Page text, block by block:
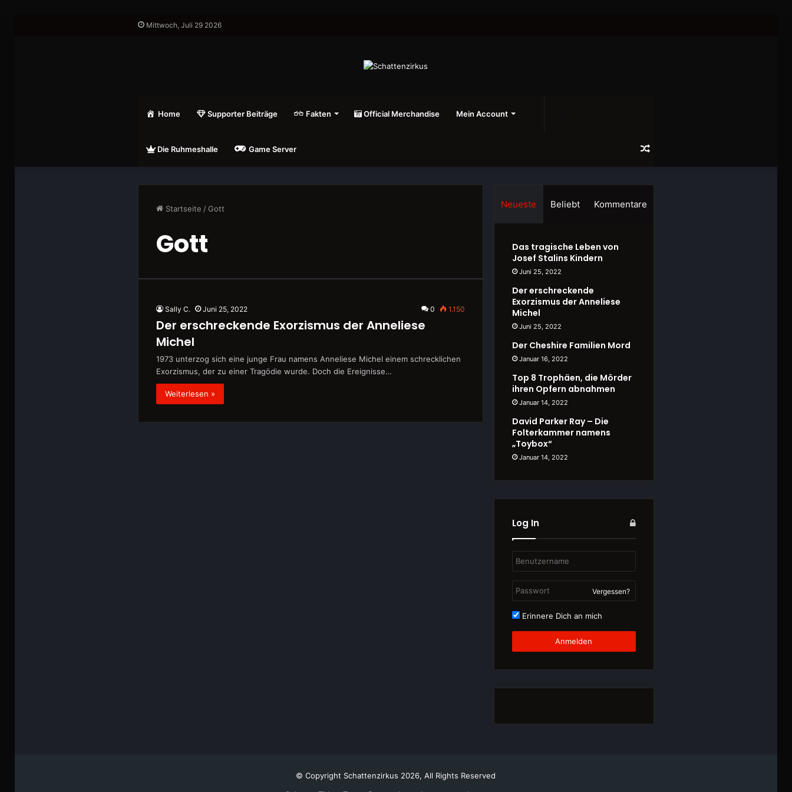
Mittwoch, Juli 29 2026
Home Supporter Beiträge Fakten Official Merchandise Mein Account
Die Ruhmeshalle Game Server nach...
Zufälliger
Artikel
Startseite /Gott
Gott
Sally C. Juni 25, 2022 0 1.150
Der erschreckende Exorzismus der Anneliese
Michel
1973 unterzog sich eine junge Frau namens Anneliese Michel einem schrecklichen
Exorzismus, der zu einer Tragödie wurde. Doch die Ereignisse…
Weiterlesen »
Neueste Beliebt Kommentare
Das tragische Leben von
Josef Stalins Kindern
Juni 25, 2022
Der erschreckende
Exorzismus der Anneliese
Michel
Juni 25, 2022
Der Cheshire Familien Mord
Januar 16, 2022
Top 8 Trophäen, die Mörder
ihren Opfern abnahmen
Januar 14, 2022
David Parker Ray – Die
Folterkammer namens
„Toybox“
Januar 14, 2022
Log In
Vergessen?
Erinnere Dich an mich
Anmelden
© Copyright Schattenzirkus 2026, All Rights Reserved